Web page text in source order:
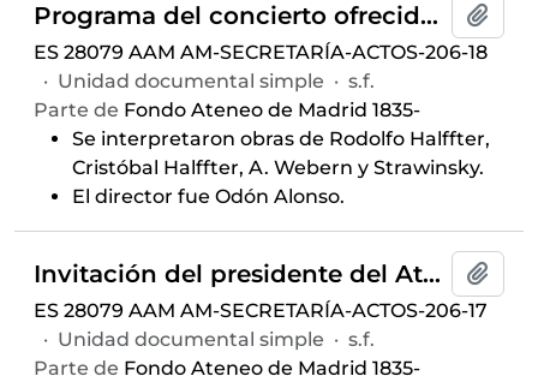
Programa del concierto ofrecido por la Orquesta Sinfónica de Madrid, celebrado el 4 de febrero de 1960 y auspiciado por el Aula de Música del Ateneo de Madrid
ES 28079 AAM AM-SECRETARÍA-ACTOS-206-18
· Unidad documental simple · s.f.
Parte de Fondo Ateneo de Madrid 1835-
Se interpretaron obras de Rodolfo Halffter,
Cristóbal Halffter, A. Webern y Strawinsky.
El director fue Odón Alonso.
Invitación del presidente del Ateneo de Madrid para la conferencia "¿Existe la novela católica como género?" ofrecida por Alejandro Nuñez Alonso, celebrada el 3 de febrero de 1960 y auspiciada por el Aula de Literatura del Ateneo de Madrid
ES 28079 AAM AM-SECRETARÍA-ACTOS-206-17
· Unidad documental simple · s.f.
Parte de Fondo Ateneo de Madrid 1835-